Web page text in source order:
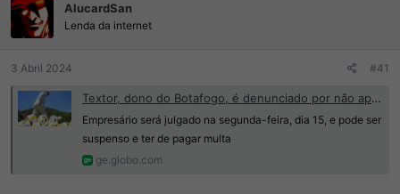
õ
e
s
AlucardSan
Lenda da internet
3 Abril 2024 #41
Textor, dono do Botafogo, é denunciado por não apresentar provas de manipulação ao STJD | Ge
Empresário será julgado na segunda-feira, dia 15, e pode ser
suspenso e ter de pagar multa
ge.globo.com